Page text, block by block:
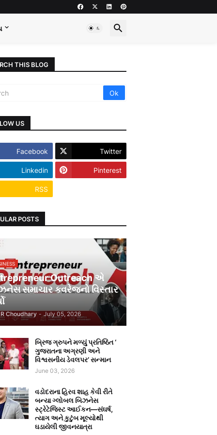
THIS BLOG
US
Facebook Twitter
Linkedin Pinterest
RSS
POSTS
Outreach એ
સમાચાર કવરેજનો વિસ્તાર
Choudhary - July 05, 2026
બ્રિજ ગ્રુપને મળ્યું પ્રતિષ્ઠિત ‘
ગુજરાતના અગ્રણી અને
વિશ્વસનીય ડેવલપર’ સન્માન
June 03, 2026
વડોદરાના હિરવ શાહ કેવી રીતે
બન્યા ગ્લોબલ બિઝનેસ
સ્ટ્રેટેજિસ્ટ આઈકન—સંઘર્ષ,
ત્યાગ અને કુટુંબ મૂલ્યોથી
ઘડાયેલી જીવનયાત્રા